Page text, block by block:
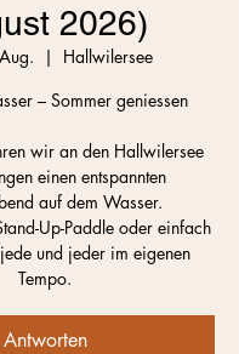
2026)
  |
Hallwilersee
– Sommer geniessen
wir an den Hallwilersee
einen entspannten
auf dem Wasser.
Up-Paddle oder einfach
und jeder im eigenen
Tempo.
Antworten